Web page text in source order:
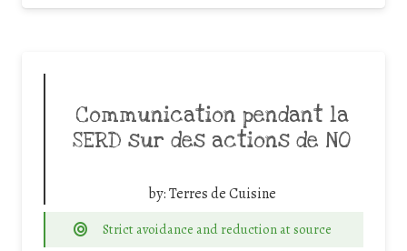
Communication pendant la
SERD sur des actions de NO
by:Terres de Cuisine
Strict avoidance and reduction at source